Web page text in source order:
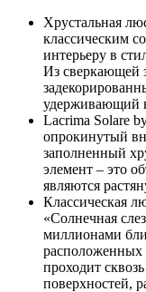
Хрустальная
классическим
интерьеру в
Из сверкающей
удерживающий
Lacrima Solare
опрокинутый
заполненный
элемент – это
являются
Классическая
«Солнечная
миллионами
расположенных
проходит
поверхностей,